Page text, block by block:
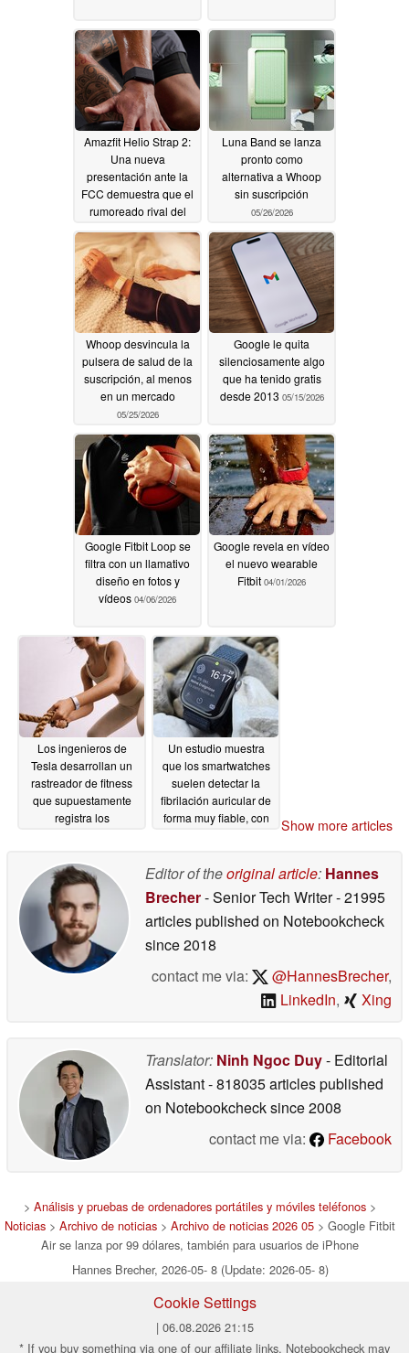
Amazfit Helio Strap 2:
Una nueva
presentación ante la
FCC demuestra que el
rumoreado rival del
camino05/28/2026
Luna Band se lanza
pronto como
alternativa a Whoop
sin suscripción
05/26/2026
Whoop desvincula la
pulsera de salud de la
suscripción, al menos
en un mercado
05/25/2026
Google le quita
silenciosamente algo
que ha tenido gratis
desde 2013 05/15/2026
Google Fitbit Loop se
filtra con un llamativo
diseño en fotos y
vídeos 04/06/2026
Google revela en vídeo
el nuevo wearable
Fitbit 04/01/2026
Los ingenieros de
Tesla desarrollan un
rastreador de fitness
que supuestamente
registra los
cualquier otro
dispositivo comparable
02/19/2026
Un estudio muestra
que los smartwatches
suelen detectar la
fibrilación auricular de
forma muy fiable, con
Samsung11/09/2025
Show more articles
Editor of theoriginal article: Hannes
Brecher- Senior Tech Writer- 21995
articles published on Notebookcheck
since 2018
contact me via:
@HannesBrecher,
LinkedIn, Xing
Translator: Ninh Ngoc Duy- Editorial
Assistant- 818035 articles published
on Notebookchecksince 2008
contact me via:
Facebook
> Análisis y pruebas de ordenadores portátiles y móviles teléfonos >
Noticias > Archivo de noticias > Archivo de noticias 2026 05 > Google Fitbit
Air se lanza por 99 dólares, también para usuarios de iPhone
Hannes Brecher, 2026-05- 8 (Update: 2026-05- 8)
Cookie Settings
| 06.08.2026 21:15
* If you buy something via one of our affiliate links, Notebookcheck may